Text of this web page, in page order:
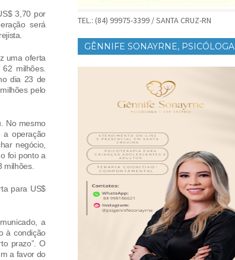
3,70 por
será
uma oferta
milhões.
dia 23 de
pelo
No mesmo
a operação
negócio,
foi ponto a
milhões.
para US$
a
à condição
prazo”. O
a favor do
TEL.: (84) 99975-3399 / SANTA CRUZ-RN
GÊNNIFE SONAYRNE, PSICÓLOGA